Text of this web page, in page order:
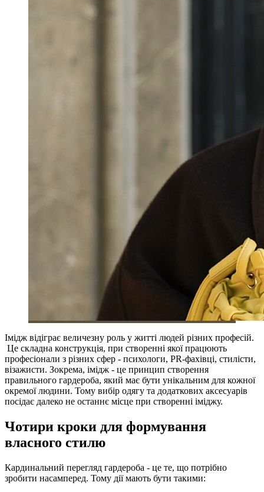
Імідж відіграє величезну роль у житті людей різних професій.
Це складна конструкція, при створенні якої працюють
професіонали з різних сфер - психологи, PR-фахівці, стилісти,
візажисти. Зокрема, імідж - це принцип створення
правильного гардероба, який має бути унікальним для кожної
окремої людини. Тому вибір одягу та додаткових аксесуарів
посідає далеко не останнє місце при створенні іміджу.
Чотири кроки для формування
власного стилю
Кардинальний перегляд гардероба - це те, що потрібно
зробити насамперед. Тому дії мають бути такими: